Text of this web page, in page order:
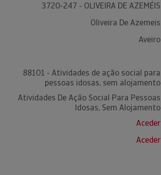
3720-247 - OLIVEIRA DE AZEMÉIS
Oliveira De Azemeis
Aveiro
88101 - Atividades de ação social para
pessoas idosas, sem alojamento
Atividades De Ação Social Para Pessoas
Idosas, Sem Alojamento
Aceder
Aceder